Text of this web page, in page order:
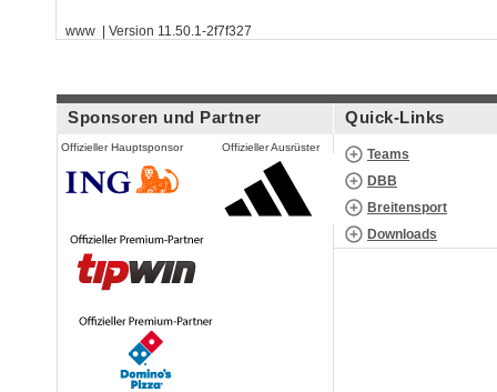
www | Version 11.50.1-2f7f327
Sponsoren und Partner
Offizieller Hauptsponsor Offizieller Ausrüster
Quick-Links
Teams
DBB
Breitensport
Downloads